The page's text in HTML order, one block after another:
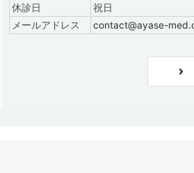
休診日
祝日
メールアドレス
contact@ayase-